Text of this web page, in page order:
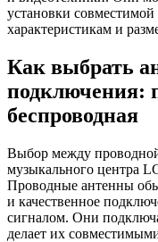
установки
характеристикам и
Как выбрать
подключения:
беспроводная
Выбор между
музыкального центра
Проводные антенны
и качественное
сигналом. Они
делает их